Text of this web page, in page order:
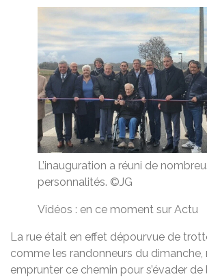
L’inauguration a réuni de
personnalités. ©JG
Vidéos : en ce moment sur Actu
La rue était en effet dépourvue de
comme les randonneurs du dimanche,
emprunter ce chemin pour s’évader de